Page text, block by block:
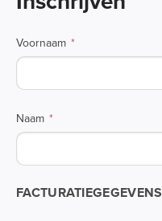
Voornaam
Naam
FACTURATIEGEGEVENS